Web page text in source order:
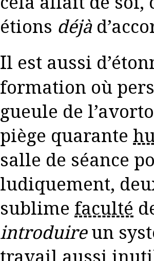
étions déjà
Il est aussi d’étonnantes séances de
formation où
gueule de
piège quarante
salle de séance
ludiquement,
sublime faculté
introduireun
travail aussi